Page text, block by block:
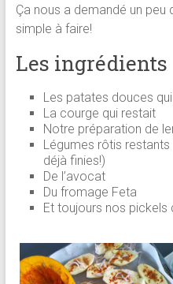
Ça nous a demandé un peu
simple à faire!
Les ingrédients
Les patates douces
La courge qui restait
Notre préparation de
Légumes rôtis
déjà finies!)
De l’avocat
Du fromage Feta
Et toujours nos pickels